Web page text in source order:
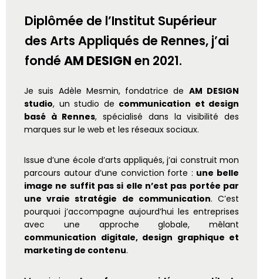
Diplômée de l’Institut Supérieur
des Arts Appliqués de Rennes, j’ai
fondé AM DESIGN en 2021.
Je suis Adèle Mesmin, fondatrice de AM DESIGN
studio, un studio de communication et design
basé à Rennes, spécialisé dans la visibilité des
marques sur le web et les réseaux sociaux.
Issue d’une école d’arts appliqués, j’ai construit mon
parcours autour d’une conviction forte : une belle
image ne suffit pas si elle n’est pas portée par
une vraie stratégie de communication. C’est
pourquoi j’accompagne aujourd’hui les entreprises
avec une approche globale, mêlant
communication digitale, design graphique et
marketing de contenu.